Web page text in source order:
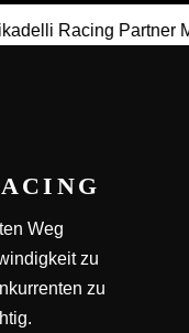
Weg
zu
zu